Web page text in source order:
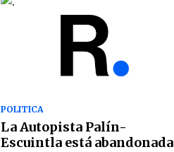
POLITICA
La Autopista Palín-
Escuintla está abandonada